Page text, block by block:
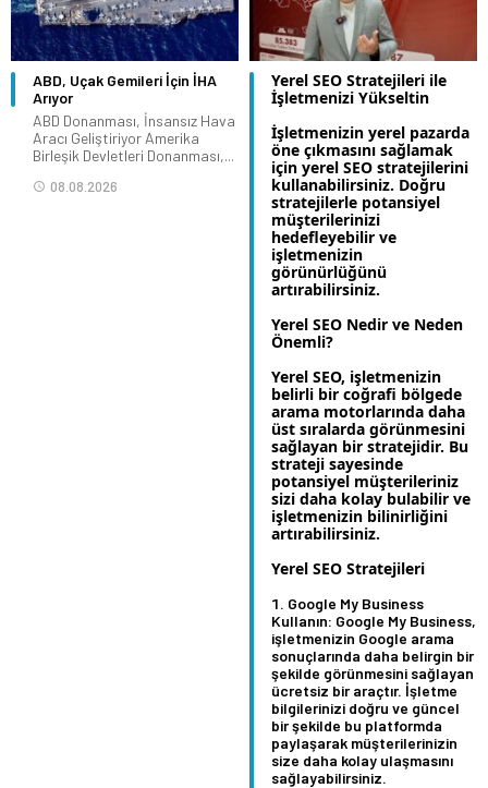
ABD, Uçak Gemileri İçin İHA
Arıyor
ABD Donanması, İnsansız Hava
Aracı Geliştiriyor Amerika
Birleşik Devletleri Donanması,...
08.08.2026
Yerel SEO Stratejileri ile
İşletmenizi Yükseltin
İşletmenizin yerel pazarda
öne çıkmasını sağlamak
için yerel SEO stratejilerini
kullanabilirsiniz. Doğru
stratejilerle potansiyel
müşterilerinizi
hedefleyebilir ve
işletmenizin
görünürlüğünü
artırabilirsiniz.
Yerel SEO Nedir ve Neden
Önemli?
Yerel SEO, işletmenizin
belirli bir coğrafi bölgede
arama motorlarında daha
üst sıralarda görünmesini
sağlayan bir stratejidir. Bu
strateji sayesinde
potansiyel müşterileriniz
sizi daha kolay bulabilir ve
işletmenizin bilinirliğini
artırabilirsiniz.
Yerel SEO Stratejileri
Google My Business
Kullanın: Google My Business,
işletmenizin Google arama
sonuçlarında daha belirgin bir
şekilde görünmesini sağlayan
ücretsiz bir araçtır. İşletme
bilgilerinizi doğru ve güncel
bir şekilde bu platformda
paylaşarak müşterilerinizin
size daha kolay ulaşmasını
sağlayabilirsiniz.